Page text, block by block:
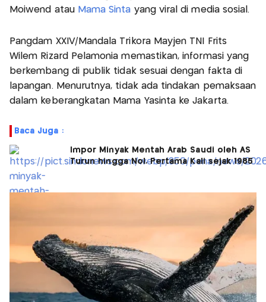
Moiwend atauMama Sinta yang viral di media sosial.
Pangdam XXIV/Mandala Trikora Mayjen TNI Frits
Wilem Rizard Pelamonia memastikan, informasi yang
berkembang di publik tidak sesuai dengan fakta di
lapangan. Menurutnya, tidak ada tindakan pemaksaan
dalam keberangkatan Mama Yasinta ke Jakarta.
Baca Juga :
Impor Minyak Mentah Arab Saudi oleh AS
Turun hingga Nol, Pertama Kali sejak 1985